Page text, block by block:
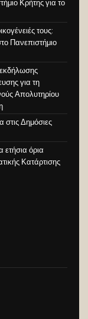
Κρήτης για το
τους:
Πανεπιστήμιο
για τη
Απολυτηρίου
στις Δημόσιες
όρια
Κατάρτισης